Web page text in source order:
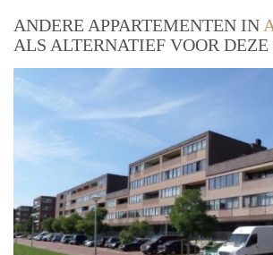
ANDERE APPARTEMENTEN IN
ALS ALTERNATIEF VOOR